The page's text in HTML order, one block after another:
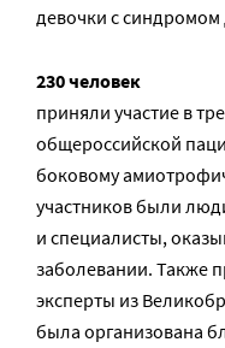
девочки с синдромом
230 человек
приняли участие в
общероссийской
боковому
участников были
и специалисты,
заболевании. Также
эксперты из
была организована